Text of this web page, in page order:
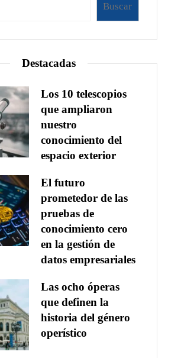
Buscar
Destacadas
Los 10 telescopios
que ampliaron
nuestro
conocimiento del
espacio exterior
El futuro
prometedor de las
pruebas de
conocimiento cero
en la gestión de
datos empresariales
Las ocho óperas
que definen la
historia del género
operístico